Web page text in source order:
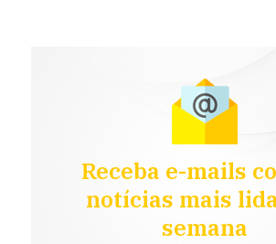
Receba e-mails
notícias mais
semana